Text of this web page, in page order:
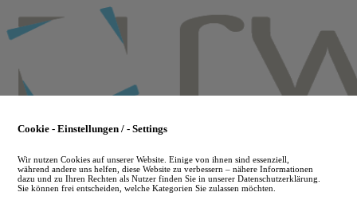
to
main
Cookie - Einstellungen / - Settings
Wir nutzen Cookies auf unserer Website. Einige von ihnen sind essenziell,
während andere uns helfen, diese Website zu verbessern – nähere Informationen
dazu und zu Ihren Rechten als Nutzer finden Sie in unserer Datenschutzerklärung.
Sie können frei entscheiden, welche Kategorien Sie zulassen möchten.